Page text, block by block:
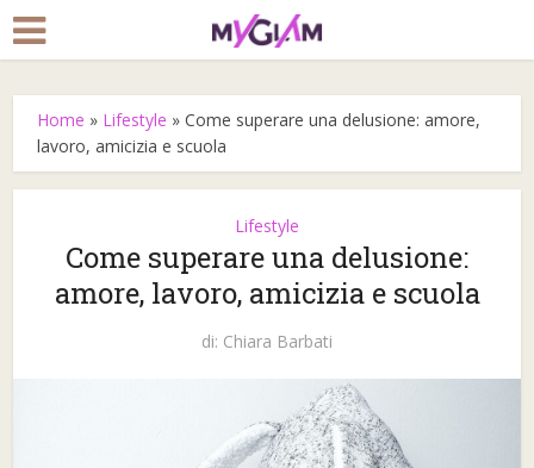
Home » Lifestyle »Come superare una delusione: amore,
lavoro, amicizia e scuola
Lifestyle
Come superare una delusione:
amore, lavoro, amicizia e scuola
di: Chiara Barbati